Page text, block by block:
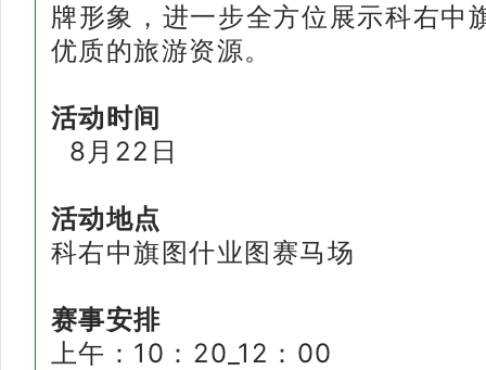
牌形象，进一步全方位展示科右中
优质的旅游资源。
活动时间
8月22日
活动地点
科右中旗图什业图赛马场
赛事安排
上午：10：20_12：00